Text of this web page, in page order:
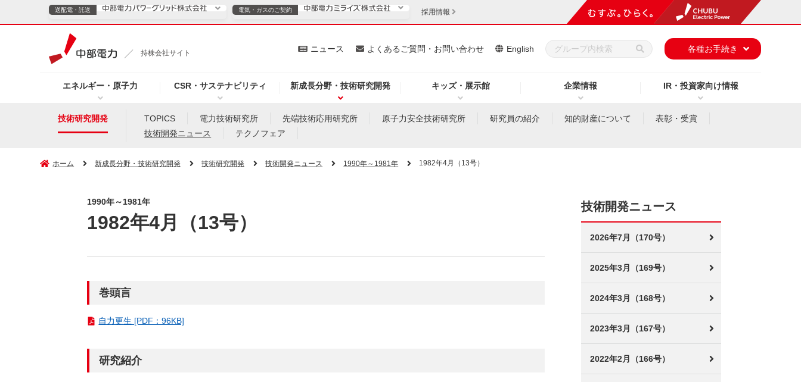
持株会社サイト
エネルギー・原子力 CSR・サステナビリティ 新成長分野・技術研究開発 キッズ・展示館 企業情報 IR・投資家向け情報
ニュース よくあるご質問・お問い合わせ English 各種お手続き
送配電・託送 電気・ガスのご契約
電気・ガスのご契約
（新しいウィンドウを開きます）
お知らせ （新しいウィンドウを開きます）
よくあるご質問・お問い合わせ
採用情報
技術研究開発 TOPICS 電力技術研究所 先端技術応用研究所 原子力安全技術研究所 研究員の紹介 知的財産について
表彰・受賞
技術開発ニュース
テクノフェア
ホーム 新成長分野・技術研究開発 技術研究開発 技術開発ニュース 1990年～1981年 1982年4月（13号）
1990年～1981年
1982年4月（13号）
巻頭言
自力更生 [PDF：96KB]
研究紹介
技術開発ニュース
2026年7月（170号）
2025年3月（169号）
2024年3月（168号）
2023年3月（167号）
2022年2月（166号）